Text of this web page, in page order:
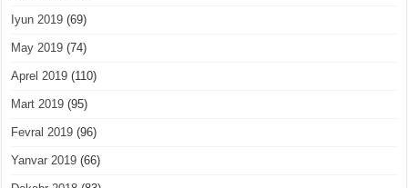
Iyun 2019 (69)
May 2019 (74)
Aprel 2019 (110)
Mart 2019 (95)
Fevral 2019 (96)
Yanvar 2019 (66)